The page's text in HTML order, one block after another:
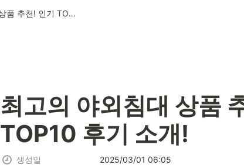
최고의 야외침대 상품 추천! 인기 TOP10 후기 소개!
최고의 야외침대 상품
TOP10 후기 소개!
생성일 2025/03/01 06:05